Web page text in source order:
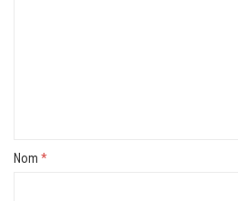
Nom *